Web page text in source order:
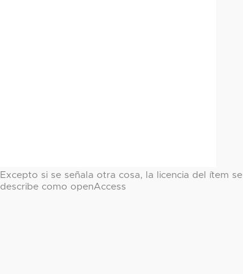
Excepto si se señala otra cosa, la licencia del ítem se
describe como openAccess